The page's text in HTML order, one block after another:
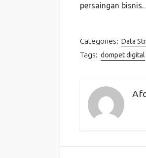
persaingan
Categories: Data
Tags: dompet digital